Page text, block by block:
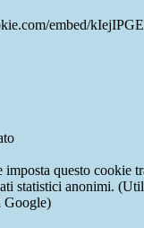
embed/
imposta questo cookie
statistici anonimi.
Google)